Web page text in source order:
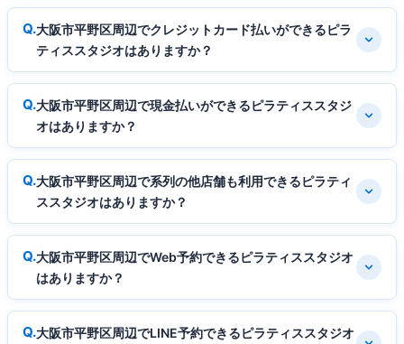
大阪市平野区周辺でクレジットカード払いができるピラ
ティススタジオはありますか？
大阪市平野区周辺で現金払いができるピラティススタジ
オはありますか？
大阪市平野区周辺で系列の他店舗も利用できるピラティ
ススタジオはありますか？
大阪市平野区周辺でWeb予約できるピラティススタジオ
はありますか？
大阪市平野区周辺でLINE予約できるピラティススタジオ